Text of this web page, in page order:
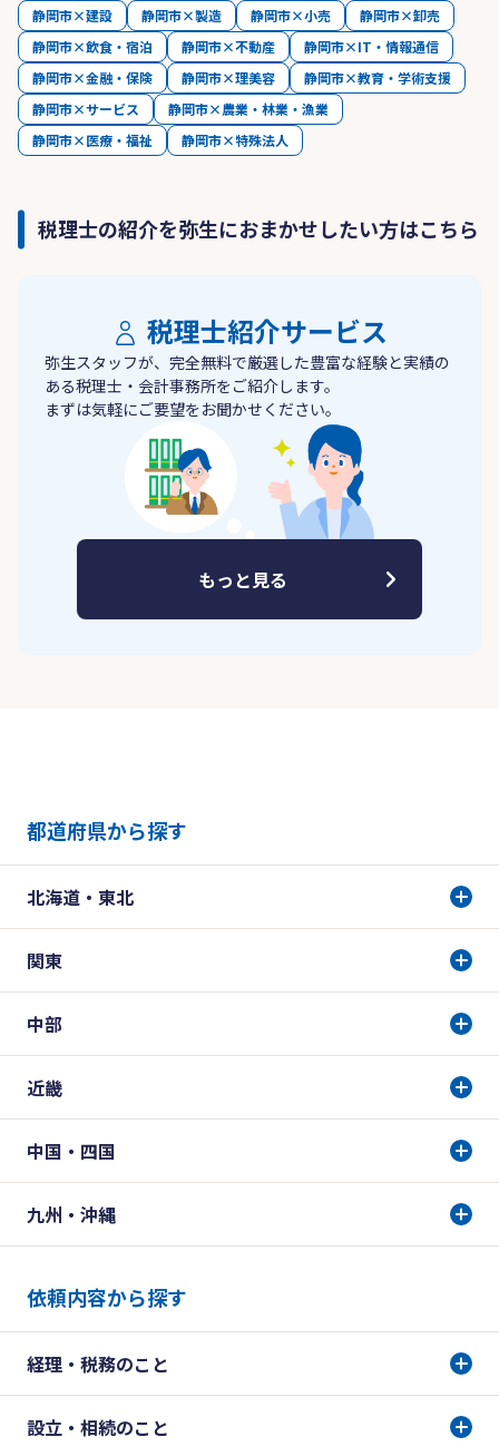
静岡市×建設 静岡市×製造 静岡市×小売
静岡市×卸売
静岡市×飲食・宿泊
静岡市×不動産
静岡市×IT・情報通信
静岡市×金融・保険
静岡市×理美容
静岡市×教育・学術支援
静岡市×サービス
静岡市×農業・林業・漁業
静岡市×医療・福祉
静岡市×特殊法人
税理士の紹介を弥生におまかせしたい方はこちら
税理士紹介サービス
弥生スタッフが、完全無料で厳選した豊富な経験と実績の
ある税理士・会計事務所をご紹介します。
まずは気軽にご要望をお聞かせください。
もっと見る
都道府県から探す
北海道・東北
関東
中部
近畿
中国・四国
九州・沖縄
依頼内容から探す
経理・税務のこと
設立・相続のこと